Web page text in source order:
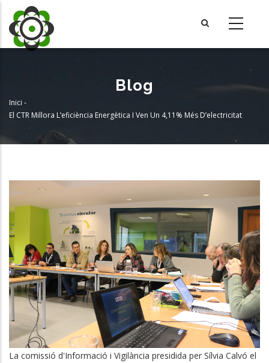
contingut
Blog
Fil
d'Ariadna
Inici -
El CTR Millora L’eficiència Energètica I Ven Un 4,11% Més D’electricitat
La comissió d'Informació i Vigilància presidida per Sílvia Calvó el